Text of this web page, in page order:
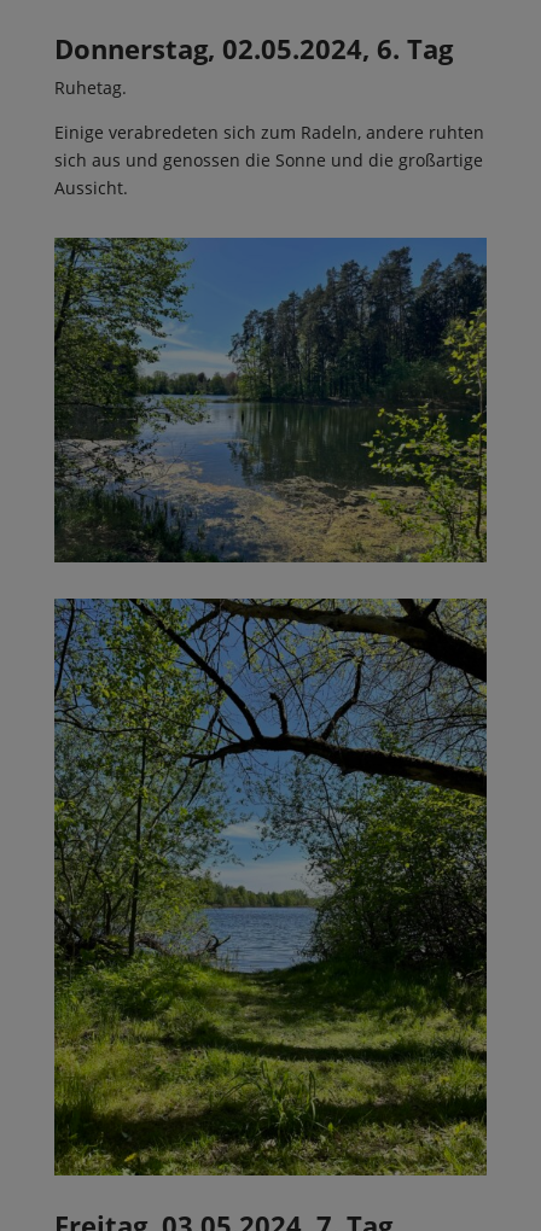
Donnerstag, 02.05.2024, 6. Tag
Ruhetag.
Einige verabredeten sich zum Radeln, andere ruhten
sich aus und genossen die Sonne und die großartige
Aussicht.